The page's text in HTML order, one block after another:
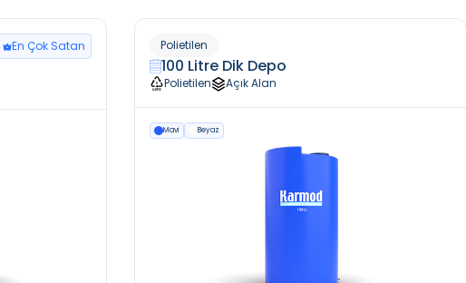
En Çok Satan Polietilen
100 Litre Dik Depo
Polietilen Açık Alan
Mavi Beyaz